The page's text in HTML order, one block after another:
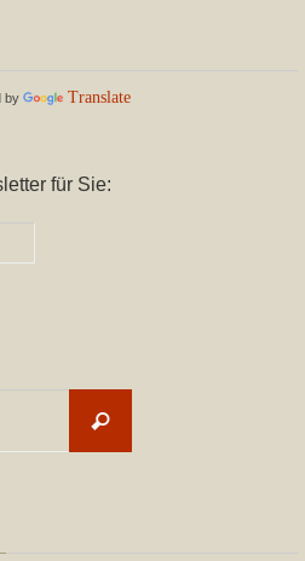
by Translate
für Sie:
Suchen